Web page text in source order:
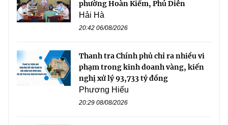
phường Hoàn Kiếm, Phú Diễn
Hải Hà
20:42 06/08/2026
Thanh tra Chính phủ chỉ ra nhiều vi
phạm trong kinh doanh vàng, kiến
nghị xử lý 93,733 tỷ đồng
Phương Hiếu
20:29 08/08/2026